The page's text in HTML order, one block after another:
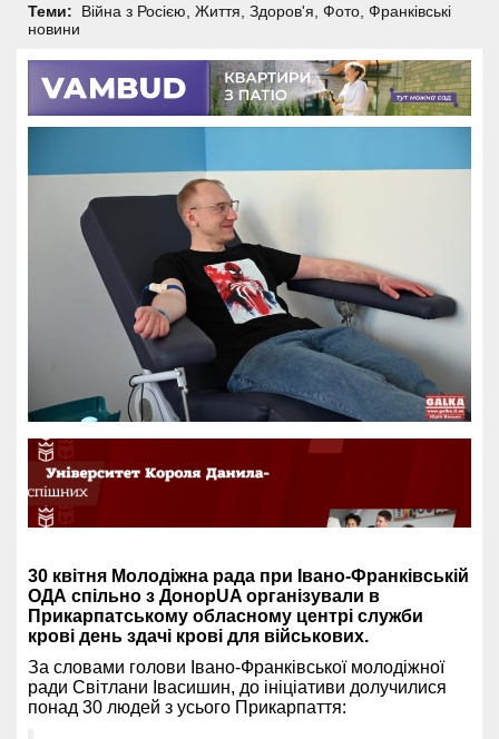
Теми: Війна з Росією Життя Здоров'я Фото, Франківські
новини
30 квітня Молодіжна рада при Івано-Франківській
ОДА спільно з ДонорUA організували в
Прикарпатському обласному центрі служби
крові день здачі крові для військових.
За словами голови Івано-Франківської молодіжної
ради Світлани Івасишин, до ініціативи долучилися
понад 30 людей з усього Прикарпаття: